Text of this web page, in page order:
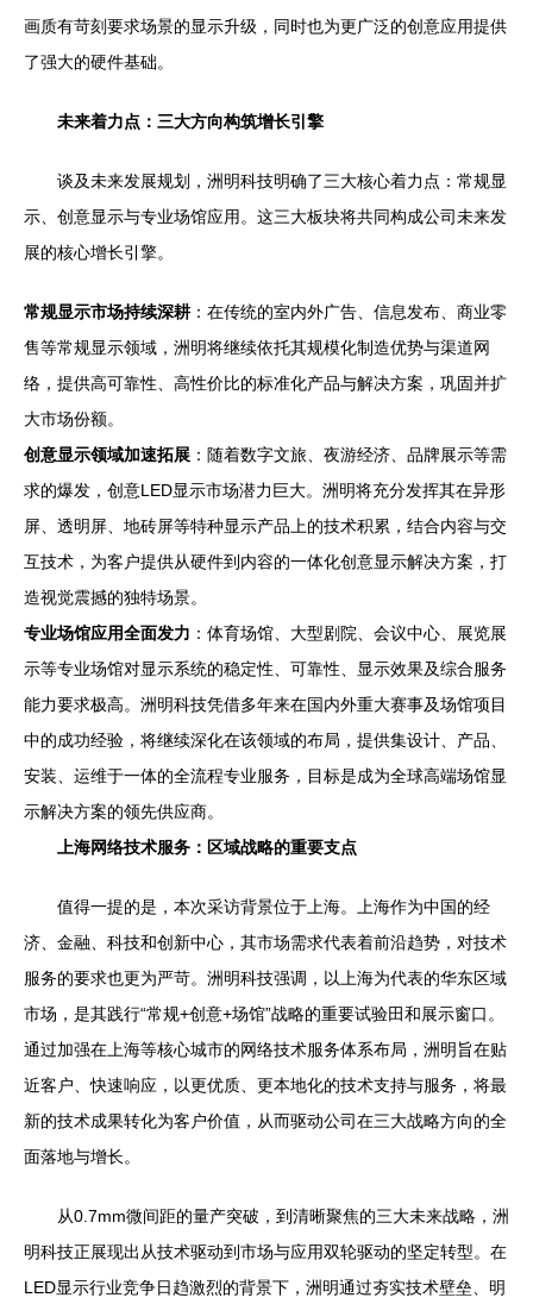
画质有苛刻要求场景的显示升级，同时也为更广泛的创意应用提供
了强大的硬件基础。
未来着力点：三大方向构筑增长引擎
谈及未来发展规划，洲明科技明确了三大核心着力点：常规显
示、创意显示与专业场馆应用。这三大板块将共同构成公司未来发
展的核心增长引擎。
常规显示市场持续深耕：在传统的室内外广告、信息发布、商业零
售等常规显示领域，洲明将继续依托其规模化制造优势与渠道网
络，提供高可靠性、高性价比的标准化产品与解决方案，巩固并扩
大市场份额。
创意显示领域加速拓展 ：随着数字文旅、夜游经济、品牌展示等需
求的爆发，创意LED显示市场潜力巨大。洲明将充分发挥其在异形
屏、透明屏、地砖屏等特种显示产品上的技术积累，结合内容与交
互技术，为客户提供从硬件到内容的一体化创意显示解决方案，打
造视觉震撼的独特场景。
专业场馆应用全面发力 ：体育场馆、大型剧院、会议中心、展览展
示等专业场馆对显示系统的稳定性、可靠性、显示效果及综合服务
能力要求极高。洲明科技凭借多年来在国内外重大赛事及场馆项目
中的成功经验，将继续深化在该领域的布局，提供集设计、产品、
安装、运维于一体的全流程专业服务，目标是成为全球高端场馆显
示解决方案的领先供应商。
上海网络技术服务：区域战略的重要支点
值得一提的是，本次采访背景位于上海。上海作为中国的经
济、金融、科技和创新中心，其市场需求代表着前沿趋势，对技术
服务的要求也更为严苛。洲明科技强调，以上海为代表的华东区域
市场，是其践行“常规+创意+场馆”战略的重要试验田和展示窗口。
通过加强在上海等核心城市的网络技术服务体系布局，洲明旨在贴
近客户、快速响应，以更优质、更本地化的技术支持与服务，将最
新的技术成果转化为客户价值，从而驱动公司在三大战略方向的全
面落地与增长。
从0.7mm微间距的量产突破，到清晰聚焦的三大未来战略，洲
明科技正展现出从技术驱动到市场与应用双轮驱动的坚定转型。在
LED显示行业竞争日趋激烈的背景下，洲明通过夯实技术壁垒、明